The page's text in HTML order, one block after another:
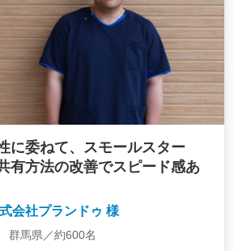
に委ねて、スモールスター
有方法の改善でスピード感あ
会社プランドゥ 様
群馬県／約600名